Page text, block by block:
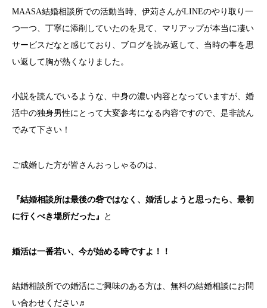
MAASA結婚相談所での活動当時、伊苅さんがLINEのやり取り一
つ一つ、丁寧に添削していたのを見て、マリアップが本当に凄い
サービスだなと感じており、ブログを読み返して、当時の事を思
い返して胸が熱くなりました。
小説を読んでいるような、中身の濃い内容となっていますが、婚
活中の独身男性にとって大変参考になる内容ですので、是非読ん
でみて下さい！
ご成婚した方が皆さんおっしゃるのは、
『結婚相談所は最後の砦ではなく、婚活しようと思ったら、最初
に行くべき場所だった』
と
婚活は一番若い、今が始める時ですよ！！
結婚相談所での婚活にご興味のある方は、無料の結婚相談にお問
い合わせください♬